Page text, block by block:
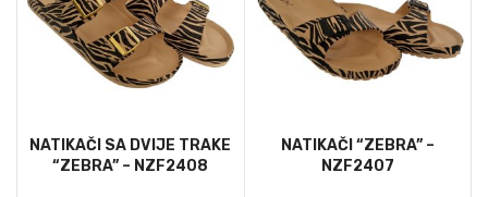
NATIKAČI SA DVIJE TRAKE
“ZEBRA” – NZF2408
NATIKAČI “ZEBRA” –
NZF2407